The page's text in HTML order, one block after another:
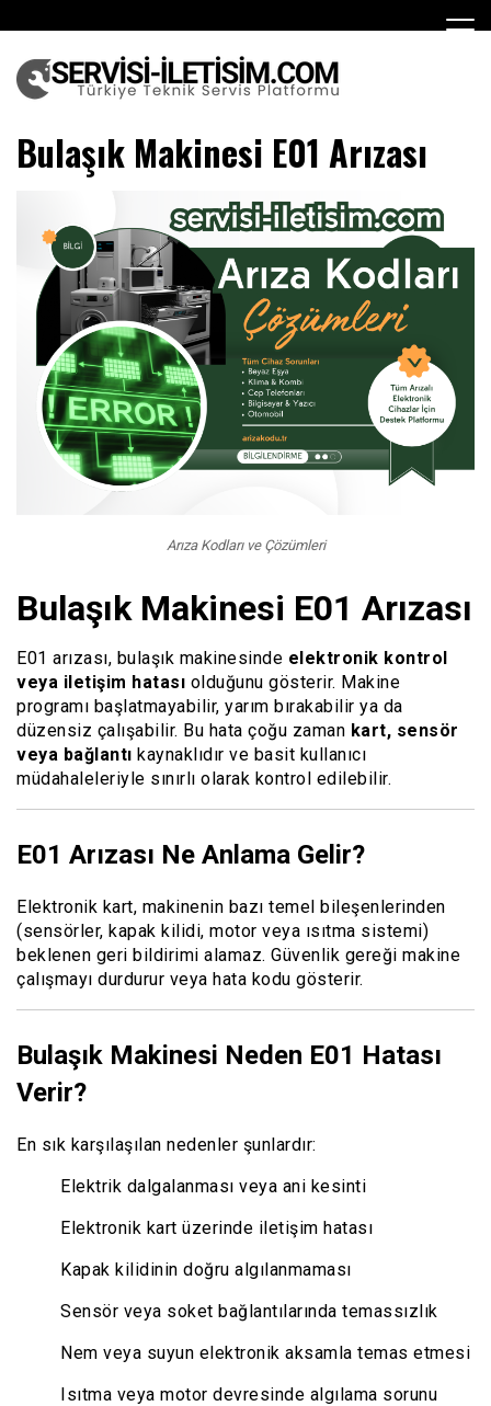
to
content
Teknik Servis
Bulaşık Makinesi E01 Arızası
Arıza Kodları ve Çözümleri
Bulaşık Makinesi E01 Arızası
E01 arızası, bulaşık makinesinde elektronik kontrol
veya iletişim hatası olduğunu gösterir. Makine
programı başlatmayabilir, yarım bırakabilir ya da
düzensiz çalışabilir. Bu hata çoğu zaman kart, sensör
veya bağlantı kaynaklıdır ve basit kullanıcı
müdahaleleriyle sınırlı olarak kontrol edilebilir.
E01 Arızası Ne Anlama Gelir?
Elektronik kart, makinenin bazı temel bileşenlerinden
(sensörler, kapak kilidi, motor veya ısıtma sistemi)
beklenen geri bildirimi alamaz. Güvenlik gereği makine
çalışmayı durdurur veya hata kodu gösterir.
Bulaşık Makinesi Neden E01 Hatası
Verir?
En sık karşılaşılan nedenler şunlardır:
Elektrik dalgalanması veya ani kesinti
Elektronik kart üzerinde iletişim hatası
Kapak kilidinin doğru algılanmaması
Sensör veya soket bağlantılarında temassızlık
Nem veya suyun elektronik aksamla temas etmesi
Isıtma veya motor devresinde algılama sorunu